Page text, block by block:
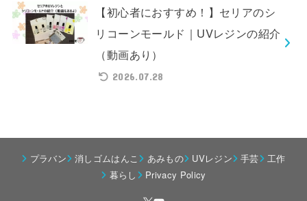
【初心者におすすめ！】セリアのシ
リコーンモールド｜UVレジンの紹介
（動画あり）
2026.07.28
プラバン 消しゴムはんこ あみもの UVレジン 手芸
工作
暮らし
Privacy Policy